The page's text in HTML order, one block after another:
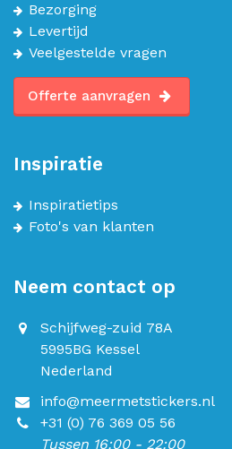
Bezorging
Levertijd
Veelgestelde vragen
Offerte aanvragen
Inspiratie
Inspiratietips
Foto's van klanten
Neem contact op
Schijfweg-zuid 78A
5995BG Kessel
Nederland
info@meermetstickers.nl
+31 (0) 76 369 05 56
Tussen 16:00 - 22:00